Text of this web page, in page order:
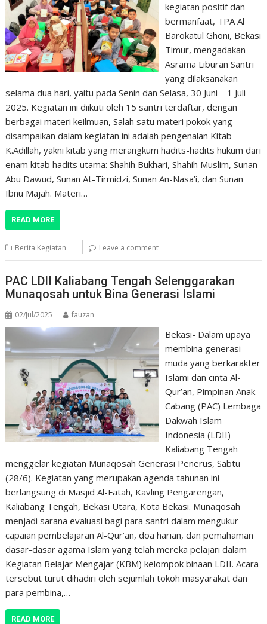
kegiatan positif dan
bermanfaat, TPA Al
Barokatul Ghoni, Bekasi
Timur, mengadakan
Asrama Liburan Santri
yang dilaksanakan
selama dua hari, yaitu pada Senin dan Selasa, 30 Juni – 1 Juli
2025. Kegiatan ini diikuti oleh 15 santri terdaftar, dengan
berbagai materi keilmuan, Salah satu materi pokok yang
disampaikan dalam kegiatan ini adalah pengenalan Kitab
K.Adillah, yakni kitab yang merangkum hadits-hadits hukum dari
enam kitab hadits utama: Shahih Bukhari, Shahih Muslim, Sunan
Abu Dawud, Sunan At-Tirmidzi, Sunan An-Nasa’i, dan Sunan
Ibnu Majah. Materi…
READ MORE
Berita Kegiatan Leave a comment
PAC LDII Kaliabang Tengah Selenggarakan
Munaqosah untuk Bina Generasi Islami
02/Jul/2025 fauzan
Bekasi- Dalam upaya
membina generasi
muda yang berkarakter
Islami dan cinta Al-
Qur’an, Pimpinan Anak
Cabang (PAC) Lembaga
Dakwah Islam
Indonesia (LDII)
Kaliabang Tengah
menggelar kegiatan Munaqosah Generasi Penerus, Sabtu
(28/6). Kegiatan yang merupakan agenda tahunan ini
berlangsung di Masjid Al-Fatah, Kavling Pengarengan,
Kaliabang Tengah, Bekasi Utara, Kota Bekasi. Munaqosah
menjadi sarana evaluasi bagi para santri dalam mengukur
capaian pembelajaran Al-Qur’an, doa harian, dan pemahaman
dasar-dasar agama Islam yang telah mereka pelajari dalam
Kegiatan Belajar Mengajar (KBM) kelompok binaan LDII. Acara
tersebut turut dihadiri oleh sejumlah tokoh masyarakat dan
para pembina,…
READ MORE